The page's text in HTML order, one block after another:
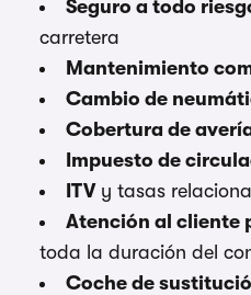
Seguro a todo
carretera
Mantenimiento
Cambio de
Cobertura de
Impuesto de
ITVy tasas
Atención al cliente
toda la duración del
Coche de